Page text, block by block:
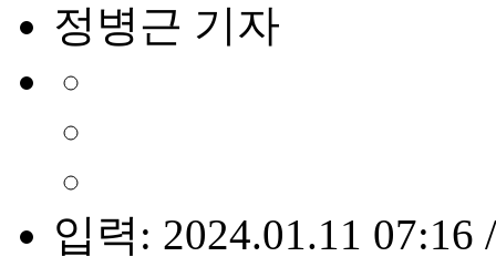
정병근 기자
입력: 2024.01.11 07:16